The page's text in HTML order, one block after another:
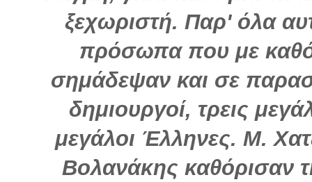
ξεχωριστή. Παρ' όλα
πρόσωπα που με
σημάδεψαν και σε
δημιουργοί, τρεις
μεγάλοι Έλληνες. Μ.
Βολανάκης καθόρισαν